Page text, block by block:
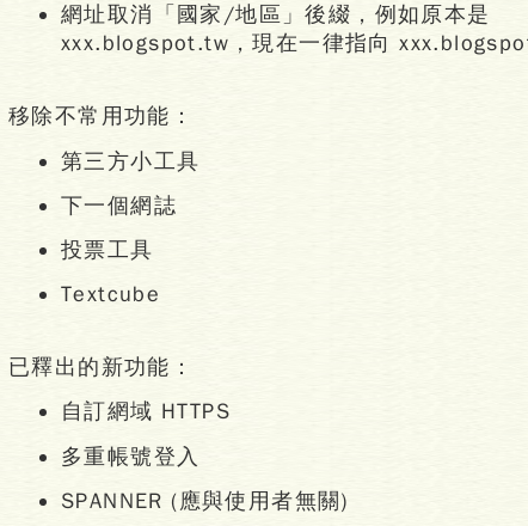
網址取消「國家/地區」後綴，例如原本是
xxx.blogspot.tw，現在一律指向
移除不常用功能：
第三方小工具
下一個網誌
投票工具
Textcube
已釋出的新功能：
自訂網域 HTTPS
多重帳號登入
SPANNER (應與使用者無關)